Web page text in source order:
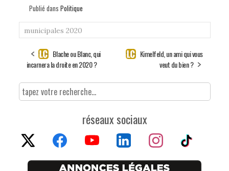
Publié dans Politique
municipales 2020
Blache ou Blanc, qui
incarnera la droite en 2020 ?
Kimelfeld, un ami qui vous
veut du bien ?
réseaux sociaux